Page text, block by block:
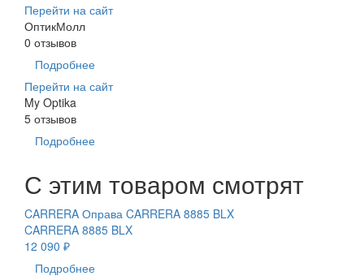
Перейти на сайт
ОптикМолл
0 отзывов
Подробнее
Перейти на сайт
My Optika
5 отзывов
Подробнее
С этим товаром смотрят
CARRERA Оправа CARRERA 8885 BLX
CARRERA 8885 BLX
12 090 ₽
Подробнее